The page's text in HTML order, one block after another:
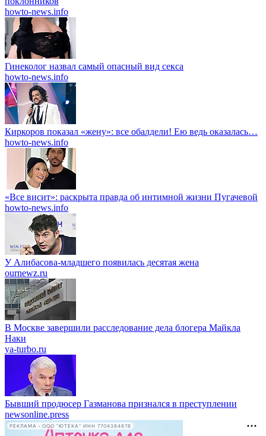
howto-news.info
Гинеколог назвал самый опасный вид секса
howto-news.info
Киркоров показал «жену»: все обалдели! Ею ведь оказалась…
howto-news.info
«Все висит»: раскрыта правда об интимной жизни Пугачевой
howto-news.info
У Алибасова-младшего появилась десятая жена
ournewz.ru
В Москве завершили расследование дела блогера Майкла
Наки
ya-turbo.ru
Бывший продюсер Газманова признался в преступлении
newsonline.press
РЕКЛАМА • ООО "ЮТЕКА" ИНН 7704384878